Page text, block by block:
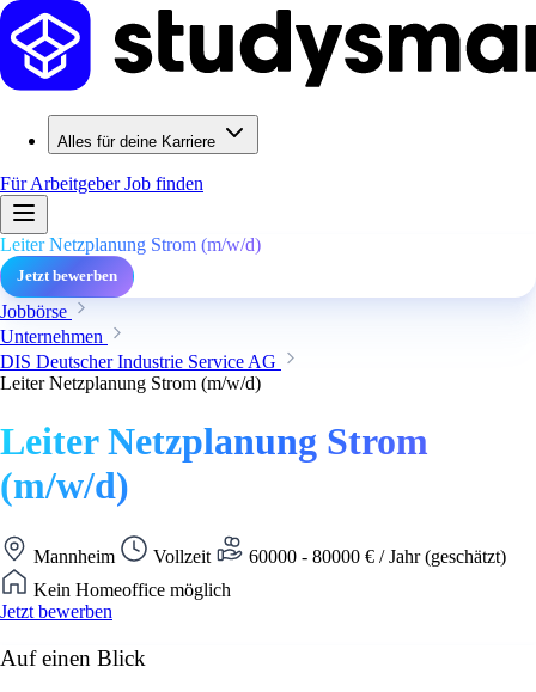
Alles für deine Karriere
Für ArbeitgeberJob finden
Leiter Netzplanung Strom (m/w/d)
Jetzt bewerben
Jobbörse
Unternehmen
DIS Deutscher Industrie Service AG
Leiter Netzplanung Strom (m/w/d)
Leiter Netzplanung Strom
(m/w/d)
Mannheim Vollzeit
60000 - 80000 € / Jahr (geschätzt)
Kein Homeoffice möglich
Jetzt bewerben
Auf einen Blick